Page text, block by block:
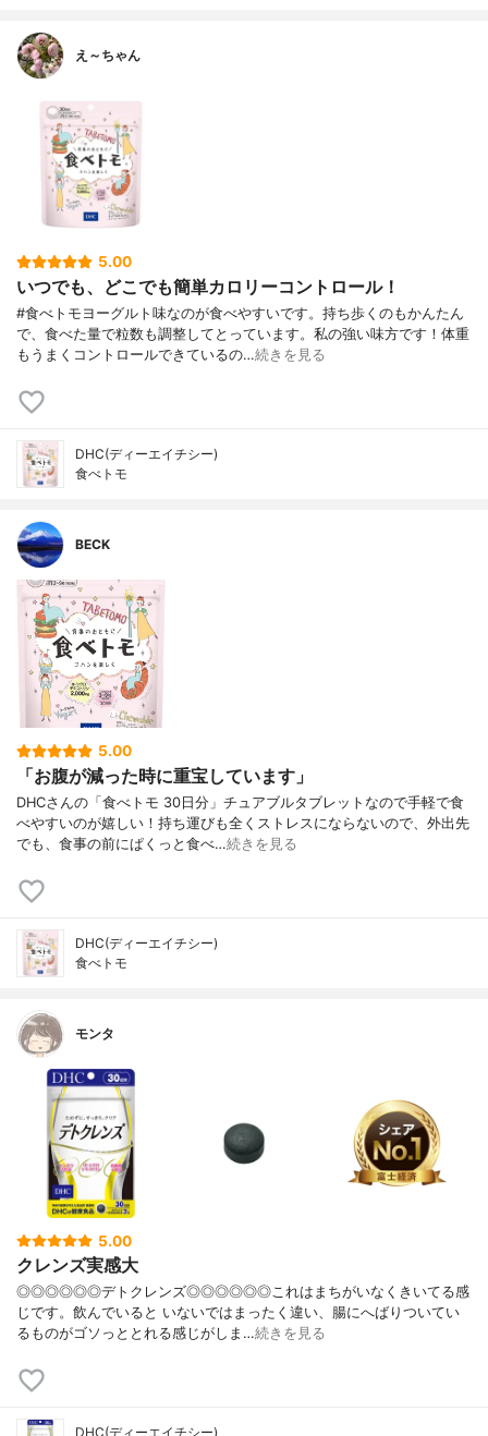
え～ちゃん
5.00
いつでも、どこでも簡単カロリーコントロール！
#食べトモヨーグルト味なのが食べやすいです。持ち歩くのもかんたん
で、食べた量で粒数も調整してとっています。私の強い味方です！体重
もうまくコントロールできているの…続きを見る
DHC(ディーエイチシー)
食べトモ
BECK
5.00
「お腹が減った時に重宝しています」
DHCさんの「食べトモ 30日分」チュアブルタブレットなので手軽で食
べやすいのが嬉しい！持ち運びも全くストレスにならないので、外出先
でも、食事の前にぱくっと食べ…続きを見る
DHC(ディーエイチシー)
食べトモ
モンタ
5.00
クレンズ実感大
◎◎◎◎◎◎デトクレンズ◎◎◎◎◎◎これはまちがいなくきいてる感
じです。飲んでいると いないではまったく違い、腸にへばりついてい
るものがゴソっととれる感じがしま…続きを見る
DHC(ディーエイチシー)